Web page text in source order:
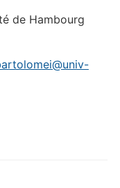
de Hambourg